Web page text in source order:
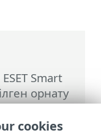
ESET Smart
орнату
жүйесі>
cookies